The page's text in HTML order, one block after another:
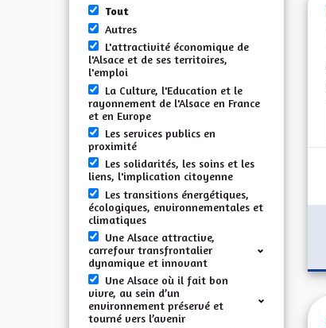
Tout
Autres
L'attractivité économique de
l'Alsace et de ses territoires,
l'emploi
La Culture, l'Education et le
rayonnement de l'Alsace en France
et en Europe
Les services publics en
proximité
Les solidarités, les soins et les
liens, l'implication citoyenne
Les transitions énergétiques,
écologiques, environnementales et
climatiques
Une Alsace attractive,
carrefour transfrontalier
dynamique et innovant
Une Alsace où il fait bon
vivre, au sein d’un
environnement préservé et
tourné vers l’avenir